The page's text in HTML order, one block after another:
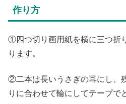
作り方
①四つ切り画用紙を横に三つ折
ります。
②二本は長いうさぎの耳にし、
りに合わせて輪にしてテープで